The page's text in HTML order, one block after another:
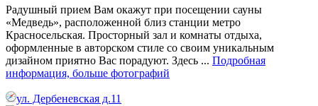
Радушный прием Вам окажут при посещении сауны
«Медведь», расположенной близ станции метро
Красносельская. Просторный зал и комнаты отдыха,
оформленные в авторском стиле со своим уникальным
дизайном приятно Вас порадуют. Здесь ... Подробная
информация, больше фотографий
ул. Дербеневская д.11